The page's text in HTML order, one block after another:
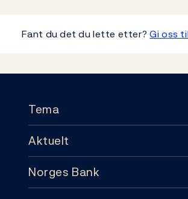
Fant du det du lette etter?Gi oss
Tema
Tema
Pengepolitikk
Aktuelt
Aktuelt
Norges Bank